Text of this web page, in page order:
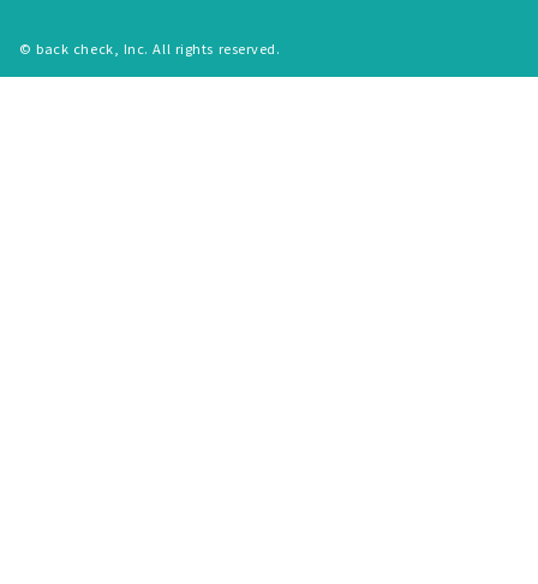
© back check, Inc. All rights reserved.